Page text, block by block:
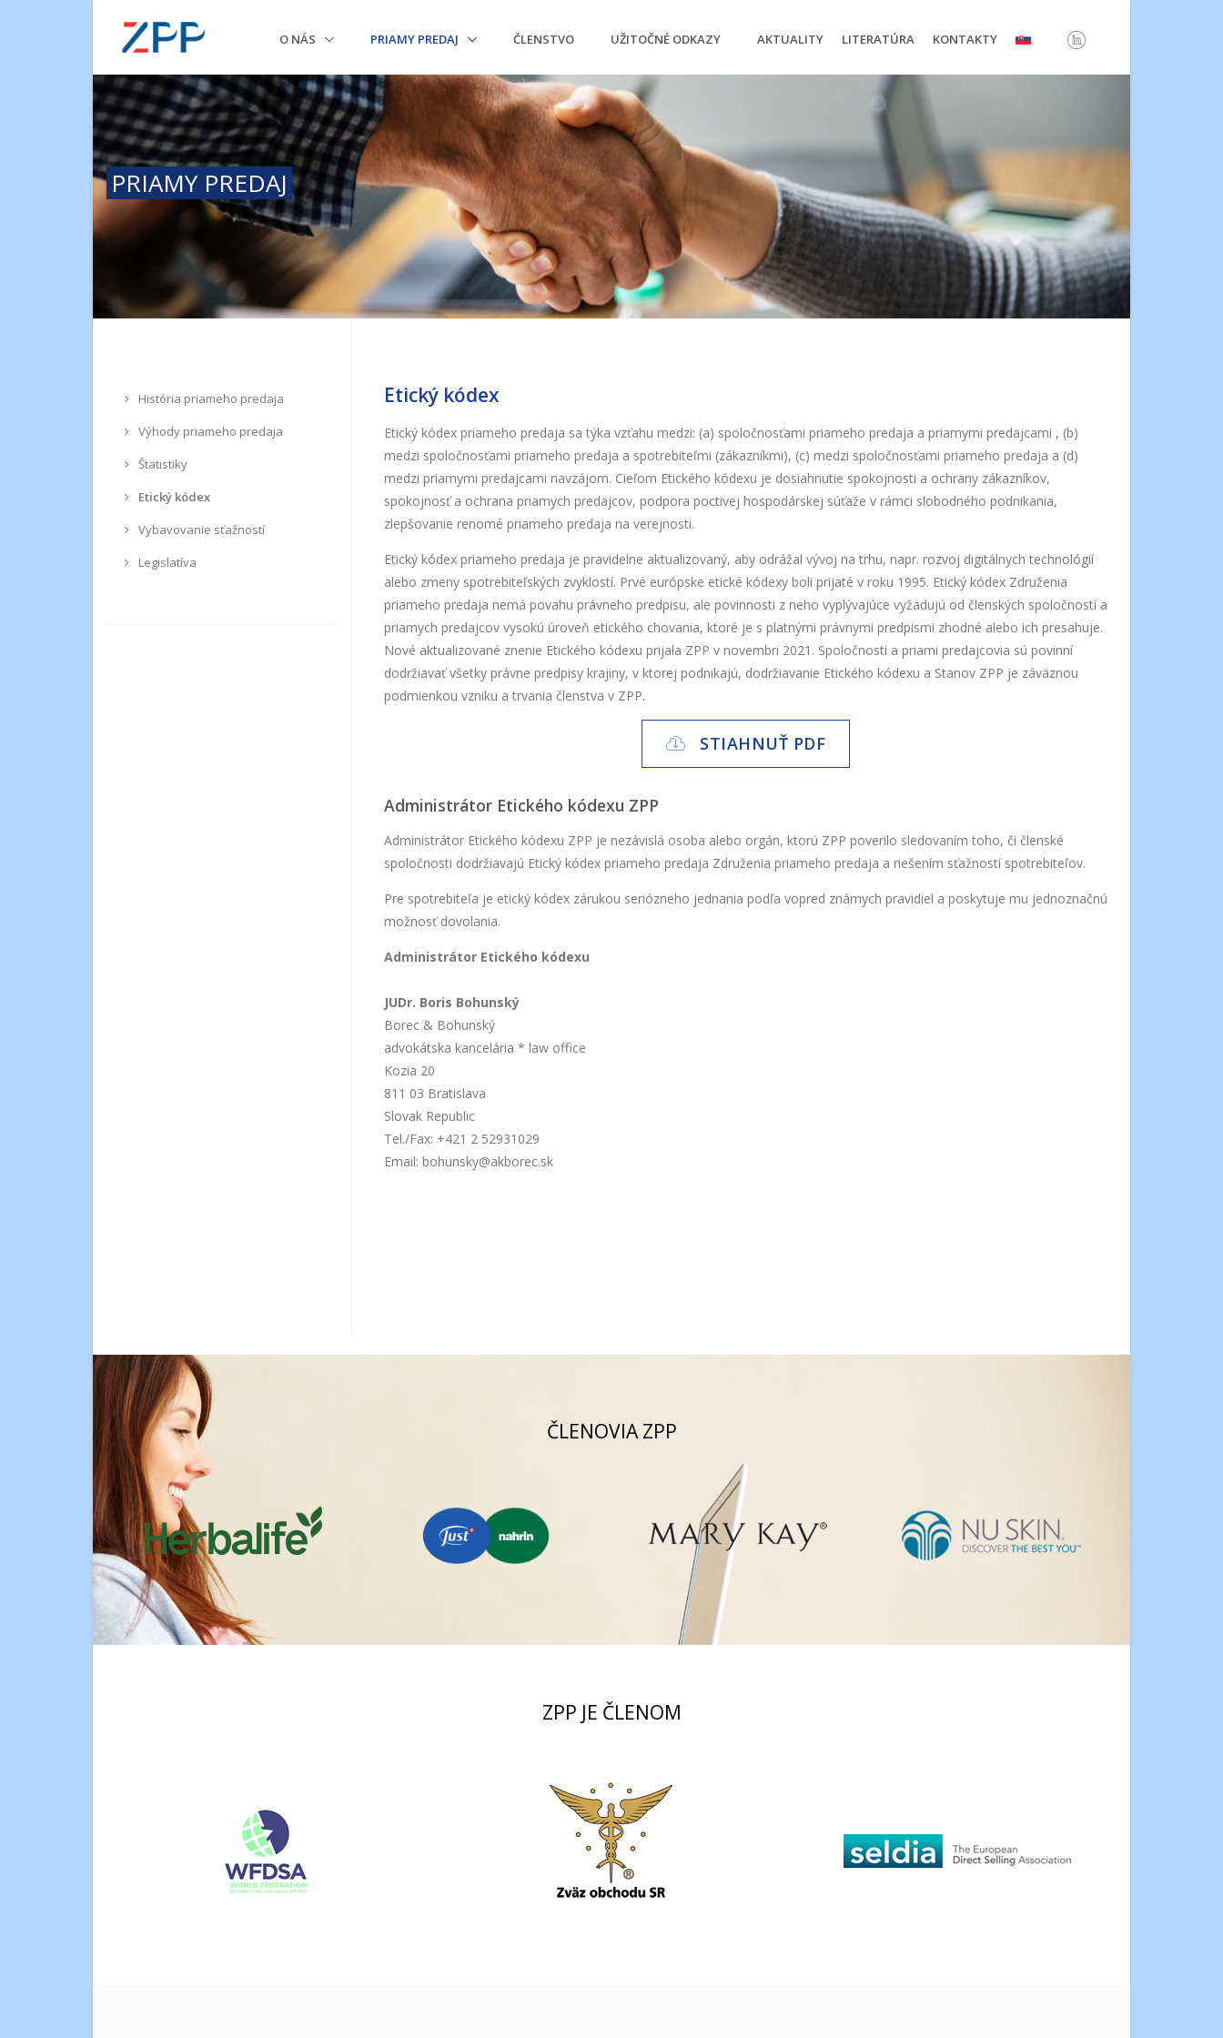
O NÁS PRIAMY PREDAJ ČLENSTVO UŽITOČNÉ ODKAZY AKTUALITY LITERATÚRA KONTAKTY
PRIAMY PREDAJ
História priameho predaja
Výhody priameho predaja
Štatistiky
Etický kódex
Vybavovanie sťažností
Legislatíva
Etický kódex
Etický kódex priameho predaja sa týka vzťahu medzi: (a) spoločnosťami priameho predaja a priamymi predajcami , (b)
medzi spoločnosťami priameho predaja a spotrebiteľmi (zákazníkmi), (c) medzi spoločnosťami priameho predaja a (d)
medzi priamymi predajcami navzájom. Cieľom Etického kódexu je dosiahnutie spokojnosti a ochrany zákazníkov,
spokojnosť a ochrana priamych predajcov, podpora poctivej hospodárskej súťaže v rámci slobodného podnikania,
zlepšovanie renomé priameho predaja na verejnosti.
Etický kódex priameho predaja je pravidelne aktualizovaný, aby odrážal vývoj na trhu, napr. rozvoj digitálnych technológií
alebo zmeny spotrebiteľských zvyklostí. Prvé európske etické kódexy boli prijaté v roku 1995. Etický kódex Združenia
priameho predaja nemá povahu právneho predpisu, ale povinnosti z neho vyplývajúce vyžadujú od členských spoločností a
priamych predajcov vysokú úroveň etického chovania, ktoré je s platnými právnymi predpismi zhodné alebo ich presahuje.
Nové aktualizované znenie Etického kódexu prijala ZPP v novembri 2021. Spoločnosti a priami predajcovia sú povinní
dodržiavať všetky právne predpisy krajiny, v ktorej podnikajú, dodržiavanie Etického kódexu a Stanov ZPP je záväznou
podmienkou vzniku a trvania členstva v ZPP.
STIAHNUŤ PDF
Administrátor Etického kódexu ZPP
Administrátor Etického kódexu ZPP je nezávislá osoba alebo orgán, ktorú ZPP poverilo sledovaním toho, či členské
spoločnosti dodržiavajú Etický kódex priameho predaja Združenia priameho predaja a riešením sťažností spotrebiteľov.
Pre spotrebiteľa je etický kódex zárukou seriózneho jednania podľa vopred známych pravidiel a poskytuje mu jednoznačnú
možnosť dovolania.
Administrátor Etického kódexu
JUDr. Boris Bohunský
Borec & Bohunský
advokátska kancelária * law office
Kozia 20
811 03 Bratislava
Slovak Republic
Tel./Fax: +421 2 52931029
Email: bohunsky@akborec.sk
ČLENOVIA ZPP
ZPP JE ČLENOM